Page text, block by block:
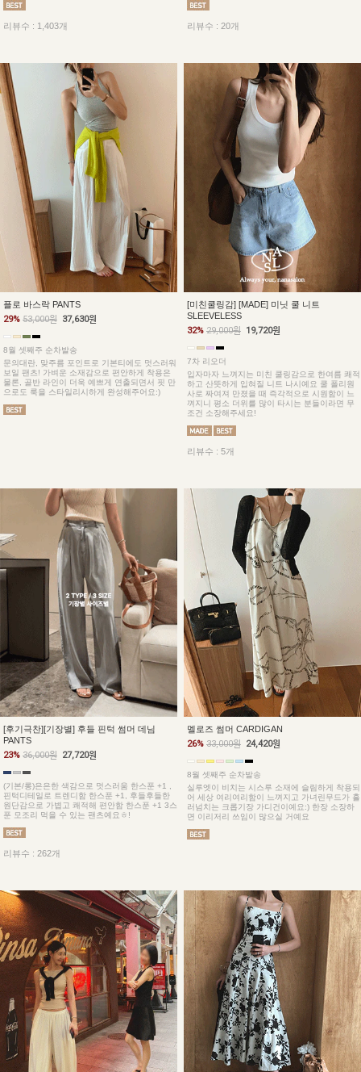
리뷰수 : 1,403개 리뷰수 : 20개
플로 바스락 PANTS
29% 53,000원 37,630원
8월 셋째주 순차발송
문의대란, 맞주름 포인트로 기본티에도 멋스러워
보일 팬츠! 가벼운 소재감으로 편안하게 착용은
물론, 골반 라인이 더욱 예쁘게 연출되면서 핏 만
으로도 룩을 스타일리시하게 완성해주어요:)
[미친쿨링감] [MADE] 미닛 쿨 니트
SLEEVELESS
32% 29,000원 19,720원
7차 리오더
입자마자 느껴지는 미친 쿨링감으로 한여름 쾌적
하고 산뜻하게 입혀질 니트 나시예요 쿨 폴리원
사로 짜여져 만졌을 때 즉각적으로 시원함이 느
껴지니 평소 더위를 많이 타시는 분들이라면 무
조건 소장해주세요!
리뷰수 : 5개
[후기극찬][기장별] 후들 핀턱 썸머 데님
PANTS
23% 36,000원 27,720원
(기본/롱)은은한 색감으로 멋스러움 한스푼 +1 ,
핀턱디테일로 트렌디함 한스푼 +1, 후들후들한
원단감으로 가볍고 쾌적해 편안함 한스푼 +1 3스
푼 모조리 먹을 수 있는 팬츠예요ㅎ!
리뷰수 : 262개
멜로즈 썸머 CARDIGAN
26% 33,000원 24,420원
8월 셋째주 순차발송
실루엣이 비치는 시스루 소재에 슬림하게 착용되
어 세상 여리여리함이 느껴지고 가녀린무드가 흘
러넘치는 크롭기장 가디건이예요:) 한장 소장하
면 이리저리 쓰임이 많으실 거예요